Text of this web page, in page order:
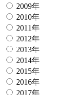
2009年
2010年
2011年
2012年
2013年
2014年
2015年
2016年
2017年